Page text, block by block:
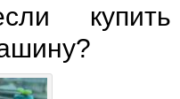
купить